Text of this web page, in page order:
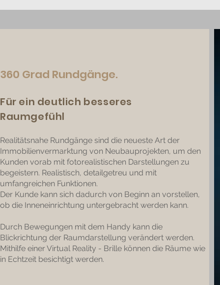
360 Grad Rundgänge.
Für ein deutlich besseres
Raumgefühl
Realitätsnahe Rundgänge sind die neueste Art der
Immobilienvermarktung von Neubauprojekten, um den
Kunden vorab mit fotorealistischen Darstellungen zu
begeistern. Realistisch, detailgetreu und mit
umfangreichen Funktionen.
Der Kunde kann sich dadurch von Beginn an vorstellen,
ob die Inneneinrichtung untergebracht werden kann.
Durch Bewegungen mit dem Handy kann die
Blickrichtung der Raumdarstellung verändert werden.
Mithilfe einer Virtual Reality - Brille können die Räume wie
in Echtzeit besichtigt werden.